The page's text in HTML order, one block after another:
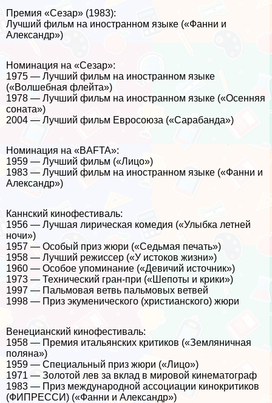
Премия «Сезар» (1983):
Лучший фильм на иностранном языке («Фанни и
Александр»)
Номинация на «Сезар»:
1975 — Лучший фильм на иностранном языке
(«Волшебная флейта»)
1978 — Лучший фильм на иностранном языке («Осенняя
соната»)
2004 — Лучший фильм Евросоюза («Саpaбанда»)
Номинация на «BAFTA»:
1959 — Лучший фильм («Лицо»)
1983 — Лучший фильм на иностранном языке («Фанни и
Александр»)
Каннский кинофестиваль:
1956 — Лучшая лирическая комедия («Улыбка летней
ночи»)
1957 — Особый приз жюри («Седьмая печать»)
1958 — Лучший режиссер («У истоков жизни»)
1960 — Особое упоминание («Девичий источник»)
1973 — Технический гран-при («Шепоты и крики»)
1997 — Пальмовая ветвь пальмовых ветвей
1998 — Приз экуменического (христианского) жюри
Венецианский кинофестиваль:
1958 — Премия итальянских критиков («Земляничная
поляна»)
1959 — Специальный приз жюри («Лицо»)
1971 — Золотой лев за вклад в мировой кинематограф
1983 — Приз международной ассоциации кинокритиков
(ФИПРЕССИ) («Фанни и Александр»)